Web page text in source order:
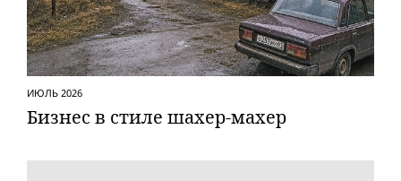
ИЮЛЬ 2026
Бизнес в стиле шахер-махер